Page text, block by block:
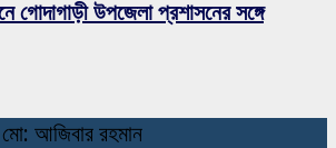
গোদাগাড়ী উপজেলা প্রশাসনের সঙ্গে
আজিবার রহমান